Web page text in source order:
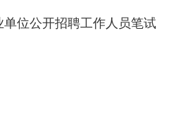
位公开招聘工作人员笔试